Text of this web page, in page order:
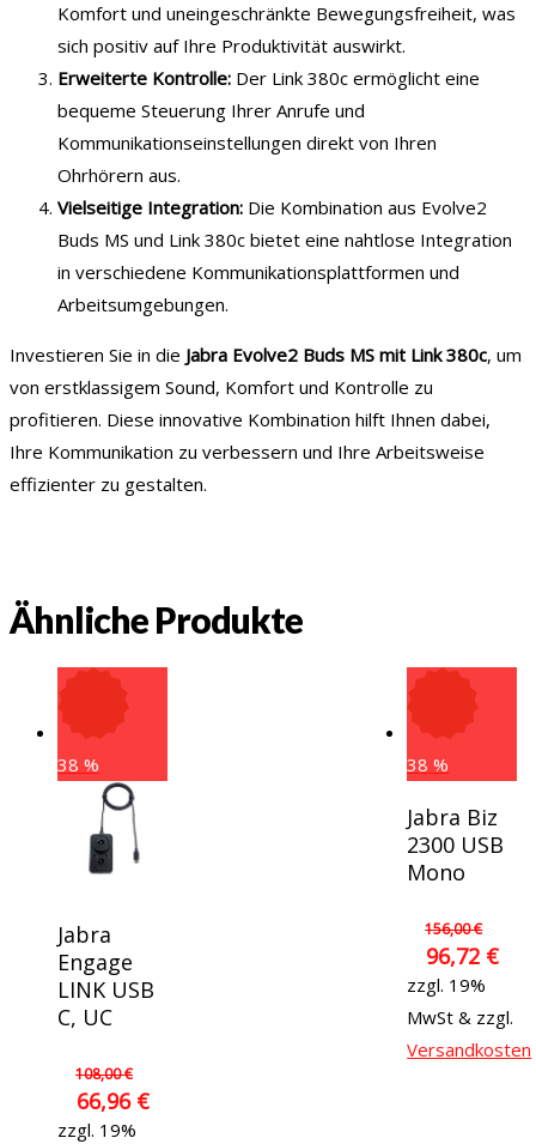
Komfort und uneingeschränkte Bewegungsfreiheit, was
sich positiv auf Ihre Produktivität auswirkt.
Erweiterte Kontrolle: Der Link 380c ermöglicht eine
bequeme Steuerung Ihrer Anrufe und
Kommunikationseinstellungen direkt von Ihren
Ohrhörern aus.
Vielseitige Integration: Die Kombination aus Evolve2
Buds MS und Link 380c bietet eine nahtlose Integration
in verschiedene Kommunikationsplattformen und
Arbeitsumgebungen.
Investieren Sie in die Jabra Evolve2 Buds MS mit Link 380c, um
von erstklassigem Sound, Komfort und Kontrolle zu
profitieren. Diese innovative Kombination hilft Ihnen dabei,
Ihre Kommunikation zu verbessern und Ihre Arbeitsweise
effizienter zu gestalten.
Ähnliche Produkte
38 %
In Den
Jabra
Engage
LINK USB
C, UC
108,00€
66,96 €
zzgl. 19%
38%
Warenkorb
Jabra Biz
2300 USB
Mono
156,00€
96,72 €
zzgl. 19%
MwSt & zzgl.
Versandkosten